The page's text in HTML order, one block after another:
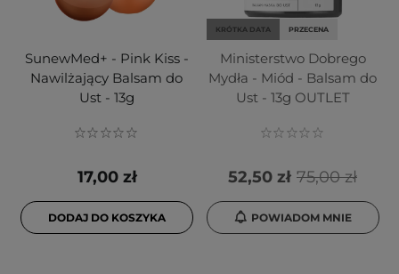
SunewMed+ - Pink Kiss -
Nawilżający Balsam do
Ust - 13g
17,00 zł
DODAJ DO KOSZYKA
KRÓTKA DATA PRZECENA
Ministerstwo Dobrego
Mydła - Miód - Balsam do
Ust - 13g OUTLET
75,00 zł
52,50 zł
POWIADOM MNIE